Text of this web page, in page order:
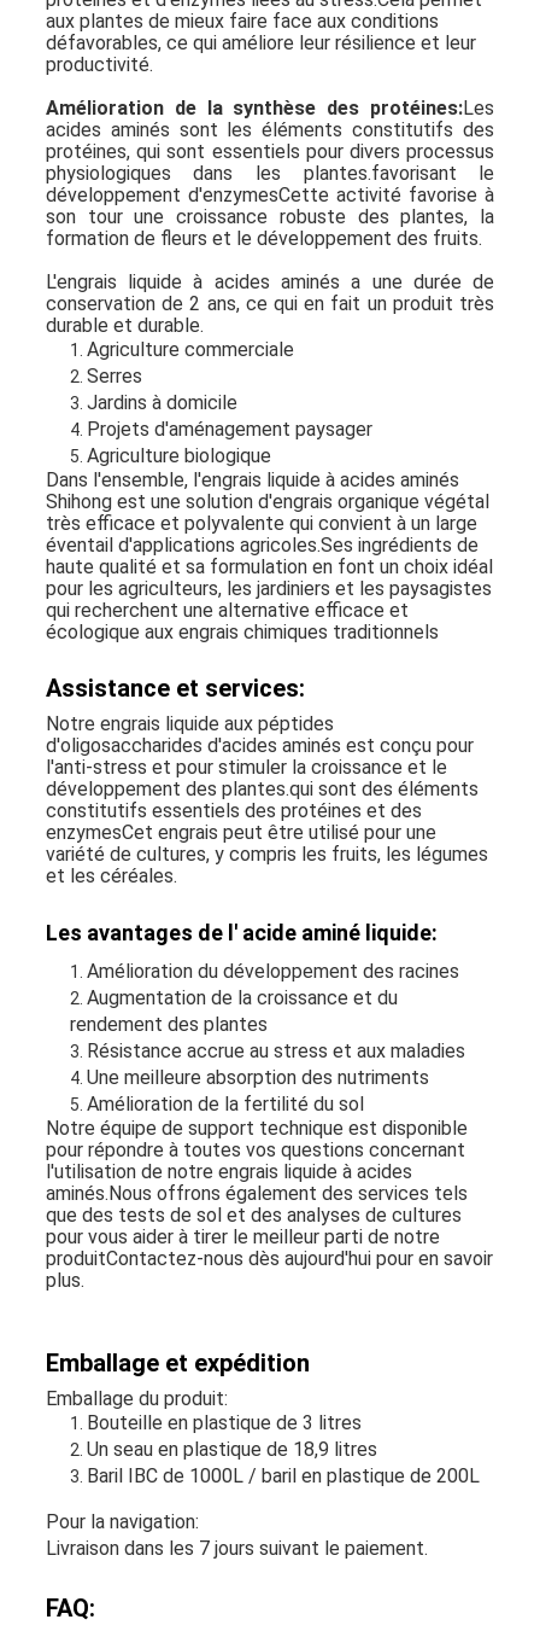
aux plantes de mieux faire face aux conditions
défavorables, ce qui améliore leur résilience et leur
productivité.
Amélioration de la synthèse des protéines:Les
acides aminés sont les éléments constitutifs des
protéines, qui sont essentiels pour divers processus
physiologiques dans les plantes.favorisant le
développement d'enzymesCette activité favorise à
son tour une croissance robuste des plantes, la
formation de fleurs et le développement des fruits.
L'engrais liquide à acides aminés a une durée de
conservation de 2 ans, ce qui en fait un produit très
durable et durable.
Agriculture commerciale
Serres
Jardins à domicile
Projets d'aménagement paysager
Agriculture biologique
Dans l'ensemble, l'engrais liquide à acides aminés
Shihong est une solution d'engrais organique végétal
très efficace et polyvalente qui convient à un large
éventail d'applications agricoles.Ses ingrédients de
haute qualité et sa formulation en font un choix idéal
pour les agriculteurs, les jardiniers et les paysagistes
qui recherchent une alternative efficace et
écologique aux engrais chimiques traditionnels
Assistance et services:
Notre engrais liquide aux péptides
d'oligosaccharides d'acides aminés est conçu pour
l'anti-stress et pour stimuler la croissance et le
développement des plantes.qui sont des éléments
constitutifs essentiels des protéines et des
enzymesCet engrais peut être utilisé pour une
variété de cultures, y compris les fruits, les légumes
et les céréales.
Les avantages de l' acide aminé liquide:
Amélioration du développement des racines
Augmentation de la croissance et du
rendement des plantes
Résistance accrue au stress et aux maladies
Une meilleure absorption des nutriments
Amélioration de la fertilité du sol
Notre équipe de support technique est disponible
pour répondre à toutes vos questions concernant
l'utilisation de notre engrais liquide à acides
aminés.Nous offrons également des services tels
que des tests de sol et des analyses de cultures
pour vous aider à tirer le meilleur parti de notre
produitContactez-nous dès aujourd'hui pour en savoir
plus.
Emballage et expédition
Emballage du produit:
Bouteille en plastique de 3 litres
Un seau en plastique de 18,9 litres
Baril IBC de 1000L / baril en plastique de 200L
Pour la navigation:
Livraison dans les 7 jours suivant le paiement.
FAQ: